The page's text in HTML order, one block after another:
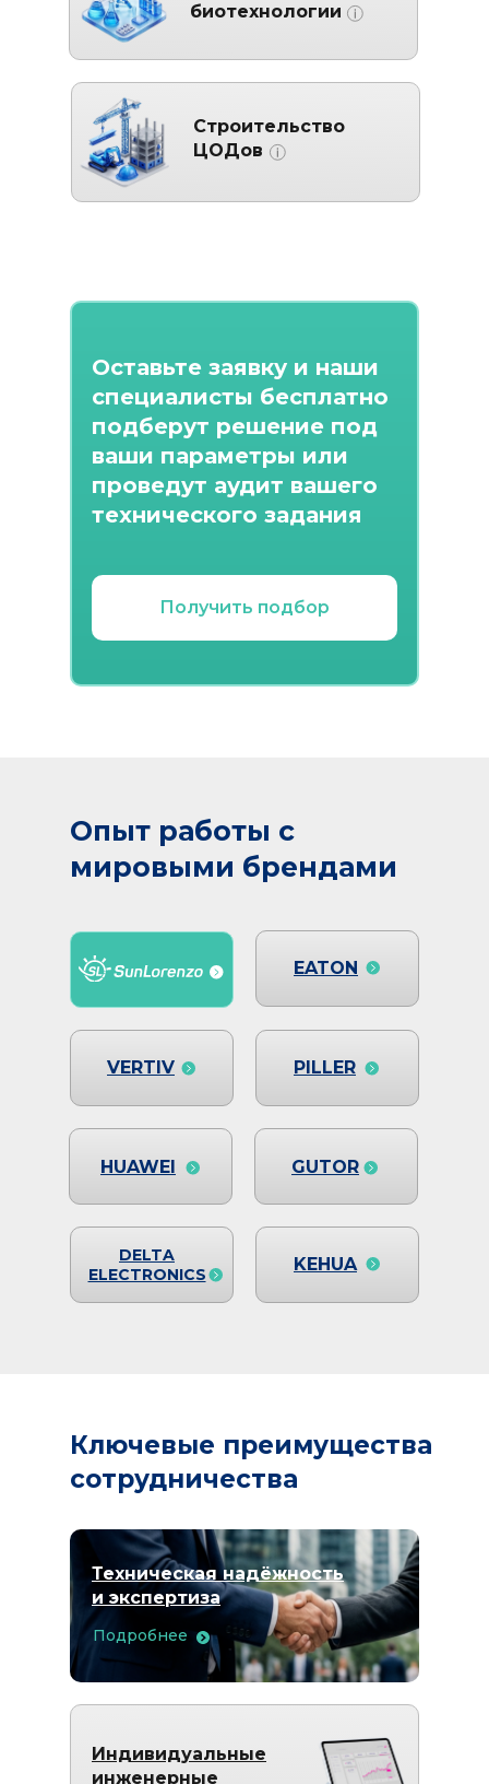
биотехнологии
Строительство
ЦОДов
Получить подбор
Оставьте заявку и наши
специалисты бесплатно
подберут решение под
ваши параметры или
проведут аудит вашего
технического задания
Опыт работы с
мировыми брендами
EATON
VERTIV
KEHUA
PILLER
HUAWEI GUTOR
DELTA
ELECTRONICS
Ключевые преимущества
сотрудничества
Техническая надёжность
и экспертиза
Индивидуальные
инженерные
Подробнее